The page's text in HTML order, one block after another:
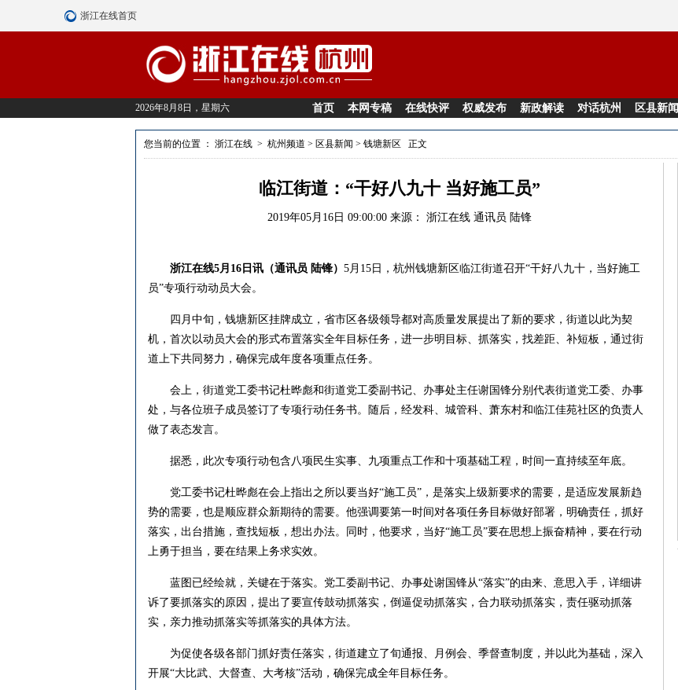
浙江在线首页
2026年8月8日，星期六 首页 本网专稿 在线快评 权威发布 新政解读 对话杭州 区县新闻
您当前的位置 ： 浙江在线 > 杭州频道 > 区县新闻 > 钱塘新区 正文
临江街道：“干好八九十 当好施工员”
2019年05月16日 09:00:00 来源： 浙江在线 通讯员 陆锋
浙江在线5月16日讯（通讯员 陆锋） 5月15日，杭州钱塘新区临江街道召开“干好八九十，当好施工
员”专项行动动员大会。
四月中旬，钱塘新区挂牌成立，省市区各级领导都对高质量发展提出了新的要求，街道以此为契
机，首次以动员大会的形式布置落实全年目标任务，进一步明目标、抓落实，找差距、补短板，通过街
道上下共同努力，确保完成年度各项重点任务。
会上，街道党工委书记杜晔彪和街道党工委副书记、办事处主任谢国锋分别代表街道党工委、办事
处，与各位班子成员签订了专项行动任务书。随后，经发科、城管科、萧东村和临江佳苑社区的负责人
做了表态发言。
据悉，此次专项行动包含八项民生实事、九项重点工作和十项基础工程，时间一直持续至年底。
党工委书记杜晔彪在会上指出之所以要当好“施工员”，是落实上级新要求的需要，是适应发展新趋
势的需要，也是顺应群众新期待的需要。他强调要第一时间对各项任务目标做好部署，明确责任，抓好
落实，出台措施，查找短板，想出办法。同时，他要求，当好“施工员”要在思想上振奋精神，要在行动
上勇于担当，要在结果上务求实效。
蓝图已经绘就，关键在于落实。党工委副书记、办事处谢国锋从“落实”的由来、意思入手，详细讲
诉了要抓落实的原因，提出了要宣传鼓动抓落实，倒逼促动抓落实，合力联动抓落实，责任驱动抓落
实，亲力推动抓落实等抓落实的具体方法。
为促使各级各部门抓好责任落实，街道建立了旬通报、月例会、季督查制度，并以此为基础，深入
开展“大比武、大督查、大考核”活动，确保完成全年目标任务。